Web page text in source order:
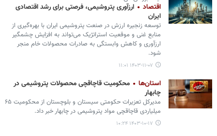
اقتصاد
ارزآوری پتروشیمی، فرصتی برای رشد اقتصادی
ایران
توسعه زنجیره ارزش در صنعت پتروشیمی ایران با بهره‌گیری از
منابع غنی و موقعیت استراتژیک می‌تواند به افزایش چشمگیر
ارزآوری و کاهش وابستگی به صادرات محصولات خام منجر
شود.
۱۴۰۳-۱۱-۰۷ ۱۱:۰۱
استان‌ها
محکومیت قاچاقچی محصولات پتروشیمی در
چابهار
مدیرکل تعزیرات حکومتی سیستان و بلوچستان از محکومیت ۶۵
میلیاردی قاچاقچی مواد پتروشیمی در چابهار خبر داد.
۱۴۰۳-۱۰-۱۷ ۱۰:۲۴